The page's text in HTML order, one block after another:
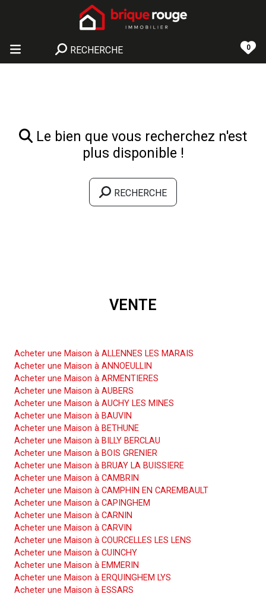
RECHERCHE 0
Le bien que vous recherchez n'est
plus disponible !
RECHERCHE
VENTE
Acheter une Maison à ALLENNES LES MARAIS
Acheter une Maison à ANNOEULLIN
Acheter une Maison à ARMENTIERES
Acheter une Maison à AUBERS
Acheter une Maison à AUCHY LES MINES
Acheter une Maison à BAUVIN
Acheter une Maison à BETHUNE
Acheter une Maison à BILLY BERCLAU
Acheter une Maison à BOIS GRENIER
Acheter une Maison à BRUAY LA BUISSIERE
Acheter une Maison à CAMBRIN
Acheter une Maison à CAMPHIN EN CAREMBAULT
Acheter une Maison à CAPINGHEM
Acheter une Maison à CARNIN
Acheter une Maison à CARVIN
Acheter une Maison à COURCELLES LES LENS
Acheter une Maison à CUINCHY
Acheter une Maison à EMMERIN
Acheter une Maison à ERQUINGHEM LYS
Acheter une Maison à ESSARS